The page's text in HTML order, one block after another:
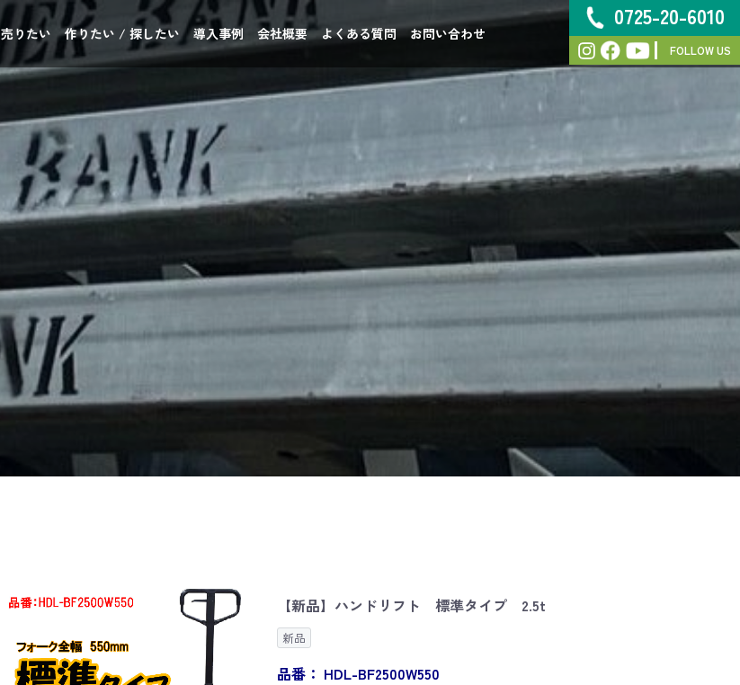
売りたい 作りたい / 探したい 導入事例 会社概要 よくある質問 お問い合わせ
0725-20-6010
FOLLOW US
【新品】ハンドリフト 標準タイプ 2.5t
新品
品番： HDL-BF2500W550